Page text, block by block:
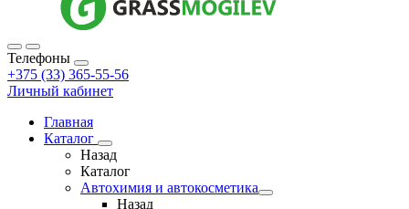
Телефоны
+375 (33) 365-55-56
Личный кабинет
Главная
Каталог
Назад
Каталог
Автохимия и автокосметика
Назад